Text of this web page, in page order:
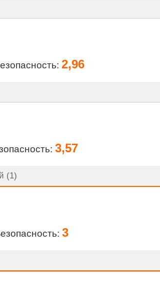
2,96
3,57
(1)
3